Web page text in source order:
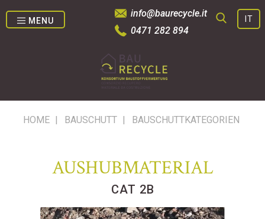
MENU
info@baurecycle.it
0471 282 894
IT
HOME | BAUSCHUTT | BAUSCHUTTKATEGORIEN
AUSHUBMATERIAL
CAT 2B